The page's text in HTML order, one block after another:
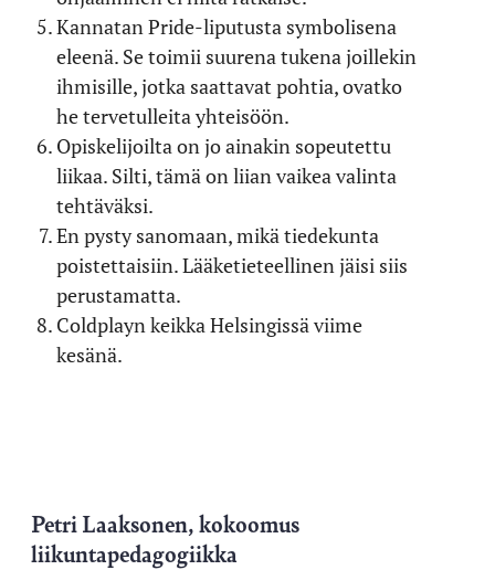
Kannatan Pride-liputusta symbolisena
eleenä. Se toimii suurena tukena joillekin
ihmisille, jotka saattavat pohtia, ovatko
he tervetulleita yhteisöön.
Opiskelijoilta on jo ainakin sopeutettu
liikaa. Silti, tämä on liian vaikea valinta
tehtäväksi.
En pysty sanomaan, mikä tiedekunta
poistettaisiin. Lääketieteellinen jäisi siis
perustamatta.
Coldplayn keikka Helsingissä viime
kesänä.
Petri Laaksonen, kokoomus
liikuntapedagogiikka